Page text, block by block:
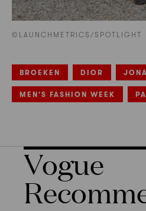
©LAUNCHMETRICS/SPOTLIGHT
BROEKEN DIOR
MEN'S FASHION WEEK
Vogue